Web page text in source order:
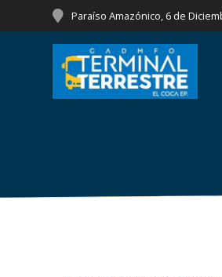
al
contenido
Paraíso Amazónico, 6 de